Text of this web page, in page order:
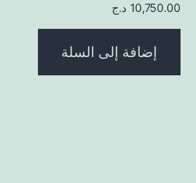
10,750.00 د.ج
إضافة إلى السلة